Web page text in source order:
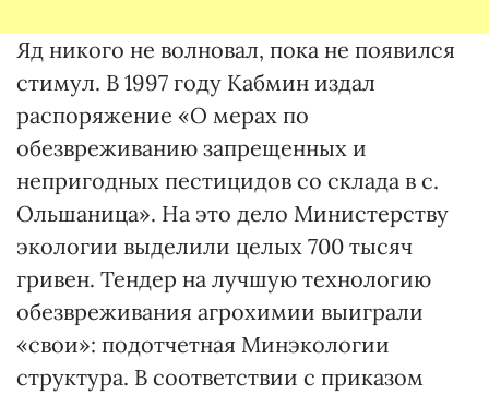
Яд никого не волновал, пока не появился
стимул. В 1997 году Кабмин издал
распоряжение «О мерах по
обезвреживанию запрещенных и
непригодных пестицидов со склада в с.
Ольшаница». На это дело Министерству
экологии выделили целых 700 тысяч
гривен. Тендер на лучшую технологию
обезвреживания агрохимии выиграли
«свои»: подотчетная Минэкологии
структура. В соответствии с приказом